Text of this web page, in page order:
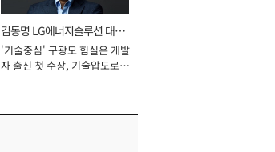
김동명 LG에너지솔루션 대표
이사 사장
'기술중심' 구광모 힘실은 개발
자 출신 첫 수장, 기술압도로